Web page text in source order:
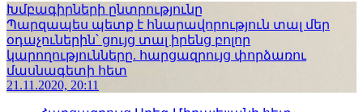
Խմբագիրների ընտրությունը
Պարզապես պետք է հնարավորություն տալ մեր
օդաչուներին՝ ցույց տալ իրենց բոլոր
կարողությունները. հարցազրույց փորձառու
մասնագետի հետ
21.11.2020, 20:11